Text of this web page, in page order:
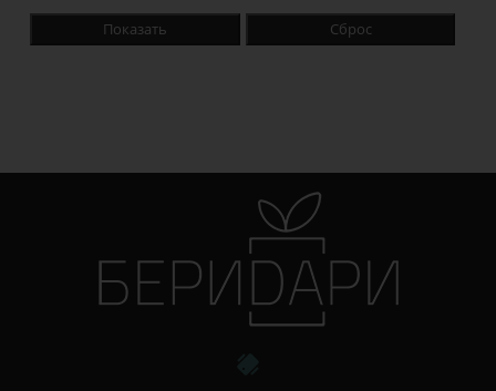
Показать Сброс